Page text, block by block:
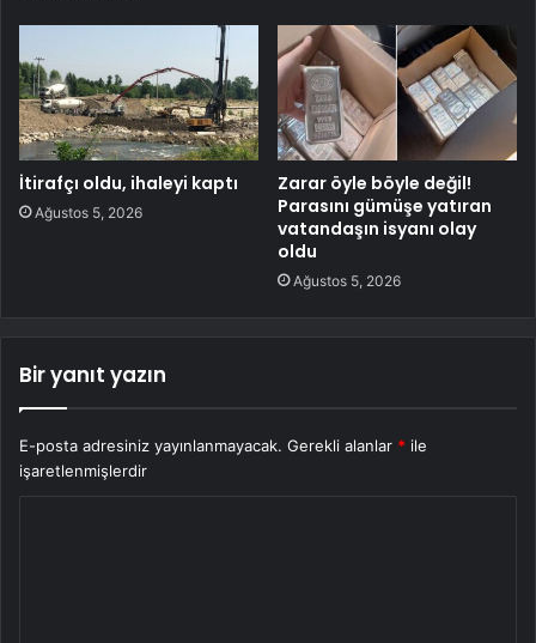
İtirafçı oldu, ihaleyi kaptı
Ağustos 5, 2026
Zarar öyle böyle değil!
Parasını gümüşe yatıran
vatandaşın isyanı olay
oldu
Ağustos 5, 2026
Bir yanıt yazın
E-posta adresiniz yayınlanmayacak. Gerekli alanlar * ile
işaretlenmişlerdir